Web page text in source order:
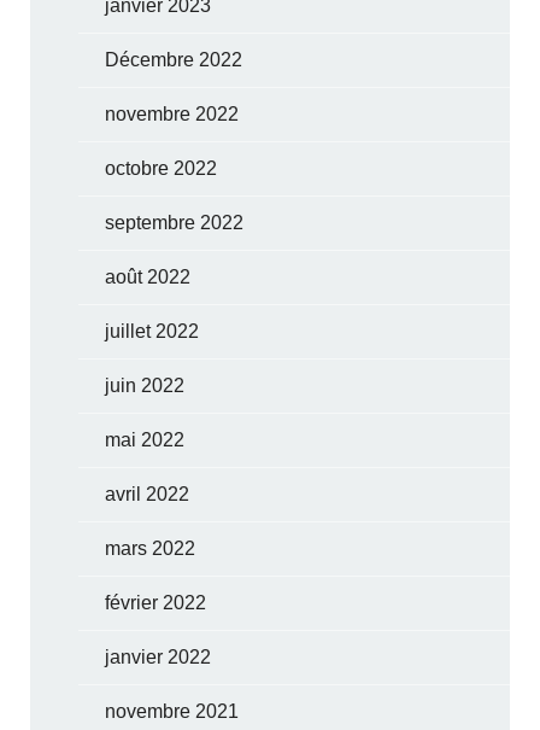
janvier 2023
Décembre 2022
novembre 2022
octobre 2022
septembre 2022
août 2022
juillet 2022
juin 2022
mai 2022
avril 2022
mars 2022
février 2022
janvier 2022
novembre 2021